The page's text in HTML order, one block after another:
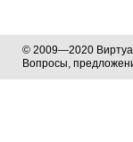
© 2009—2020
Вопросы,